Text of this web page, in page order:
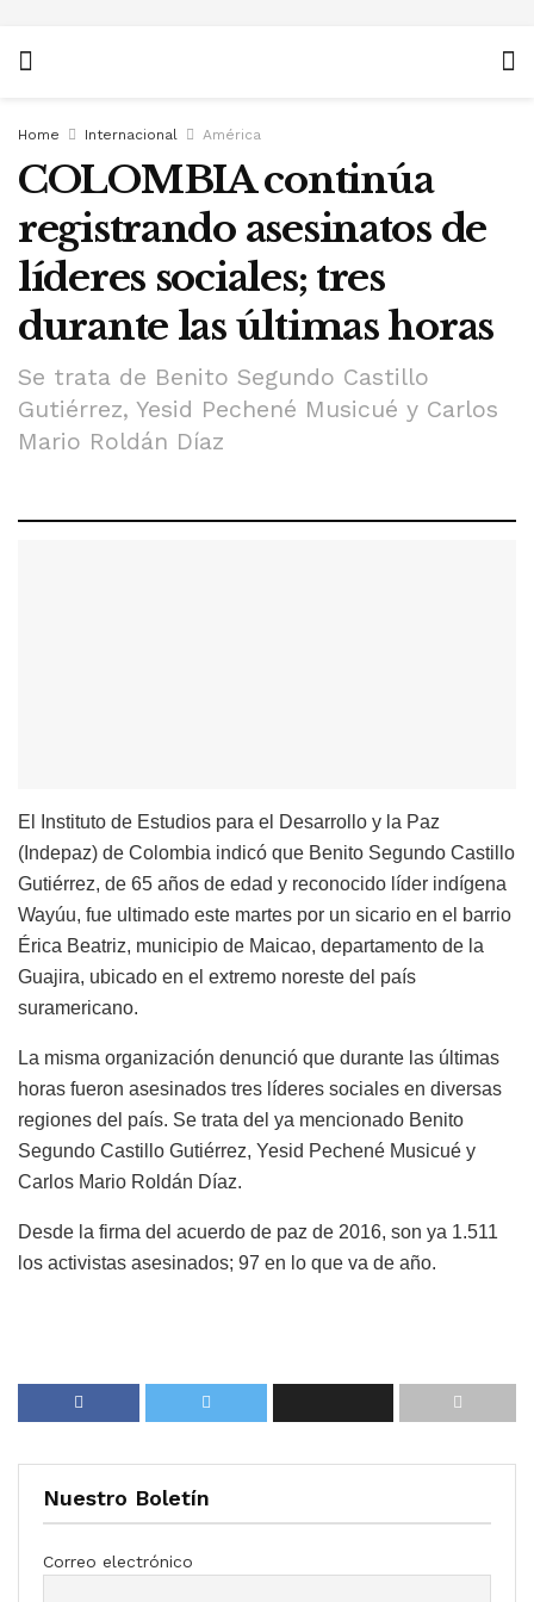
Home Internacional América
COLOMBIA continúa
registrando asesinatos de
líderes sociales; tres
durante las últimas horas
Se trata de Benito Segundo Castillo
Gutiérrez, Yesid Pechené Musicué y Carlos
Mario Roldán Díaz
El Instituto de Estudios para el Desarrollo y la Paz
(Indepaz) de Colombia indicó que Benito Segundo Castillo
Gutiérrez, de 65 años de edad y reconocido líder indígena
Wayúu, fue ultimado este martes por un sicario en el barrio
Érica Beatriz, municipio de Maicao, departamento de la
Guajira, ubicado en el extremo noreste del país
suramericano.
La misma organización denunció que durante las últimas
horas fueron asesinados tres líderes sociales en diversas
regiones del país. Se trata del ya mencionado Benito
Segundo Castillo Gutiérrez, Yesid Pechené Musicué y
Carlos Mario Roldán Díaz.
Desde la firma del acuerdo de paz de 2016, son ya 1.511
los activistas asesinados; 97 en lo que va de año.
Nuestro Boletín
Correo electrónico